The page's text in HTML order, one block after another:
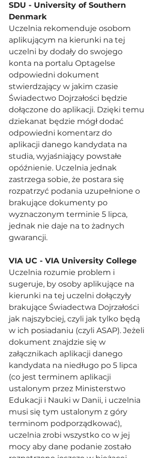
SDU - University of Southern
Denmark
Uczelnia rekomenduje osobom
aplikującym na kierunki na tej
uczelni by dodały do swojego
konta na portalu Optagelse
odpowiedni dokument
stwierdzający w jakim czasie
Świadectwo Dojrzałości będzie
dołączone do aplikacji. Dzięki temu
dziekanat będzie mógł dodać
odpowiedni komentarz do
aplikacji danego kandydata na
studia, wyjaśniający powstałe
opóźnienie. Uczelnia jednak
zastrzega sobie, że postara się
rozpatrzyć podania uzupełnione o
brakujące dokumenty po
wyznaczonym terminie 5 lipca,
jednak nie daje na to żadnych
gwarancji.
VIA UC - VIA University College
Uczelnia rozumie problem i
sugeruje, by osoby aplikujące na
kierunki na tej uczelni dołączyły
brakujące Świadectwa Dojrzałości
jak najszybciej, czyli jak tylko będą
w ich posiadaniu (czyli ASAP). Jeżeli
dokument znajdzie się w
załącznikach aplikacji danego
kandydata na niedługo po 5 lipca
(co jest terminem aplikacji
ustalonym przez Ministerstwo
Edukacji i Nauki w Danii, i uczelnia
musi się tym ustalonym z góry
terminom podporządkować),
uczelnia zrobi wszystko co w jej
mocy aby dane podanie zostało